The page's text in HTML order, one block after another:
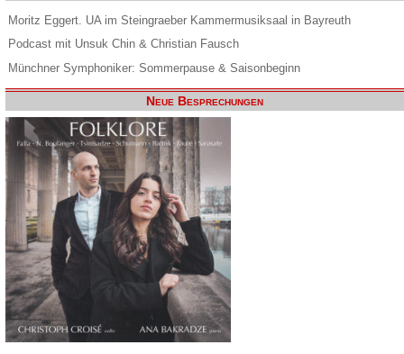
Moritz Eggert. UA im Steingraeber Kammermusiksaal in Bayreuth
Podcast mit Unsuk Chin & Christian Fausch
Münchner Symphoniker: Sommerpause & Saisonbeginn
Neue Besprechungen